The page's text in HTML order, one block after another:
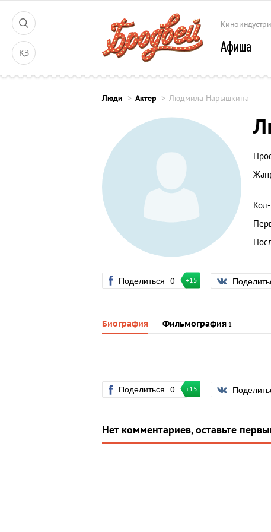
ҚЗ Афиша
Люди Актер Людмила Нарышкина
Поделиться 0 +15
Биография Фильмография 1
Поделиться 0 +15
Нет комментариев, оставьте